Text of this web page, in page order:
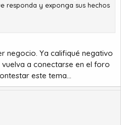
responda y exponga sus hechos
negocio. Ya califiqué negativo
a conectarse en el foro
este tema...